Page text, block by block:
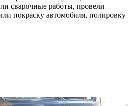
сварочные работы, провели
покраску автомобиля, полировку